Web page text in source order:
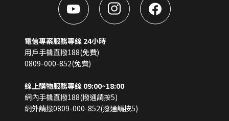
電信專案服務專線 24小時
用戶手機直撥188(免費)
0809-000-852(免費)
線上購物服務專線 09:00~18:00
網內手機直撥188(撥通請按5)
網外請撥0809-000-852(撥通請按5)